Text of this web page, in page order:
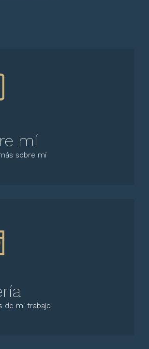
mí
sobre mí
de mi trabajo